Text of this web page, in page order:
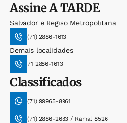
AssineA TARDE
Salvador e Região Metropolitana
(71) 2886-1613
Demais localidades
71 2886-1613
Classificados
(71) 99965-8961
(71) 2886-2683 / Ramal 8526